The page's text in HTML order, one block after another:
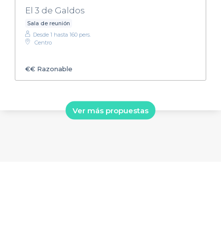
El 3 de Galdos
Sala de reunión
Desde 1 hasta 160 pers.
Centro
€€ Razonable
Ver más propuestas